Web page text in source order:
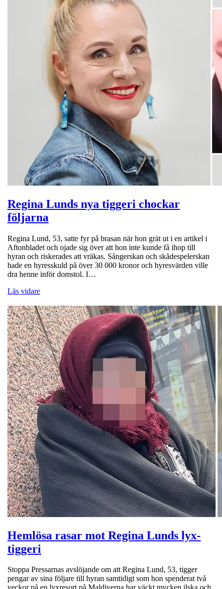
Regina Lunds nya tiggeri chockar
följarna
Regina Lund, 53, satte fyr på brasan när hon grät ut i en artikel i
Aftonbladet och ojade sig över att hon inte kunde få ihop till
hyran och riskerades att vräkas. Sångerskan och skådespelerskan
hade en hyresskuld på över 30 000 kronor och hyresvärden ville
dra henne inför domstol. I…
Läs vidare
Hemlösa rasar mot Regina Lunds lyx-
tiggeri
Stoppa Pressarnas avslöjande om att Regina Lund, 53, tigger
pengar av sina följare till hyran samtidigt som hon spenderat två